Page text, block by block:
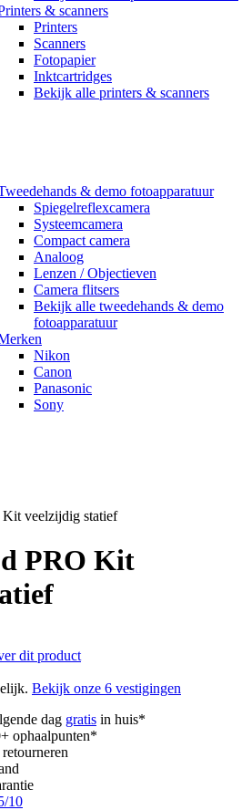
& scanners
Printers
Scanners
Fotopapier
Inktcartridges
Bekijk alle printers & scanners
& demo fotoapparatuur
Spiegelreflexcamera
Systeemcamera
Compact camera
Analoog
Lenzen / Objectieven
Camera flitsers
Bekijk alle tweedehands & demo
fotoapparatuur
Nikon
Canon
Panasonic
Sony
veelzijdig statief
PRO Kit
dit product
Bekijk onze 6 vestigingen
dag gratis in huis*
ophaalpunten*
10